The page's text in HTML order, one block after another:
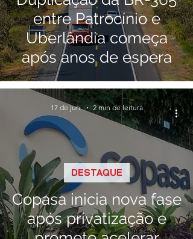
entre Patrocínio e
Uberlândia começa
após anos de espera
Copasa inicia nova fase
após privatização e
DESTAQUE
17 de jun. 2 min de leitura